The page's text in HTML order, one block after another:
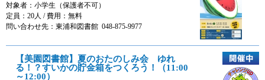
対象者： 小学生（保護者不可）
定員：20人 / 費用： 無料
問い合わせ先：東浦和図書館 048-875-9977
【美園図書館】夏のおたのしみ会 ゆれ
る！？すいかの貯金箱をつくろう！（11:00
～12:00）